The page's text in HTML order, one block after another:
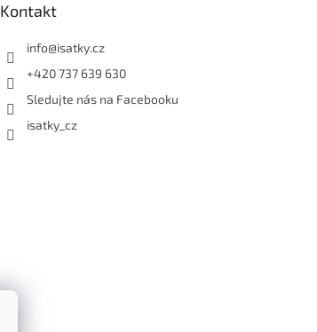
Kontakt
info@isatky.cz
+420 737 639 630
Sledujte nás na Facebooku
isatky_cz